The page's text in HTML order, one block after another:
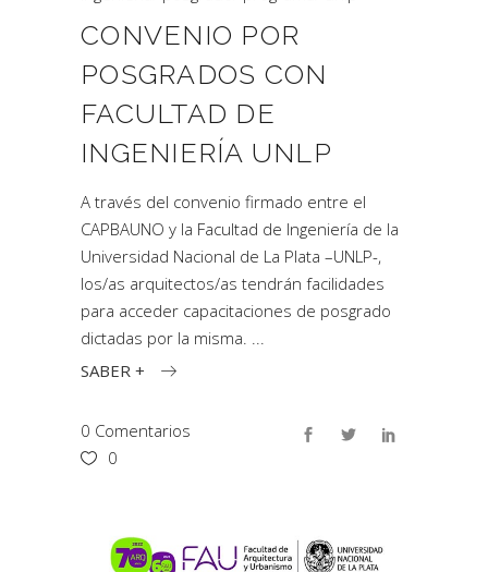
CONVENIO POR
POSGRADOS CON
FACULTAD DE
INGENIERÍA UNLP
A través del convenio firmado entre el
CAPBAUNO y la Facultad de Ingeniería de la
Universidad Nacional de La Plata –UNLP-,
los/as arquitectos/as tendrán facilidades
para acceder capacitaciones de posgrado
dictadas por la misma.
SABER +
0 Comentarios
0